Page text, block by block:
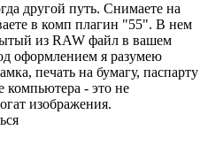
другой путь. Снимаете на
в комп плагин "55". В нем
из RAW файл в вашем
оформлением я разумею
печать на бумагу, паспарту
компьютера - это не
изображения.